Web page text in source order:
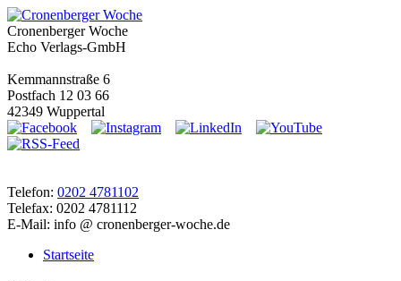
Cronenberger Woche
Echo Verlags-GmbH
Kemmannstraße 6
Postfach 12 03 66
42349 Wuppertal
Telefon: 0202 4781102
Telefax: 0202 4781112
E-Mail: info @ cronenberger-woche.de
Startseite